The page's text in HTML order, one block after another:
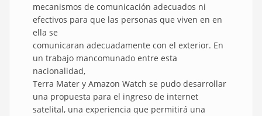
mecanismos de comunicación adecuados ni
efectivos para que las personas que viven en en
ella se
comunicaran adecuadamente con el exterior. En
un trabajo mancomunado entre esta
nacionalidad,
Terra Mater y Amazon Watch se pudo desarrollar
una propuesta para el ingreso de internet
satelital, una experiencia que permitirá una